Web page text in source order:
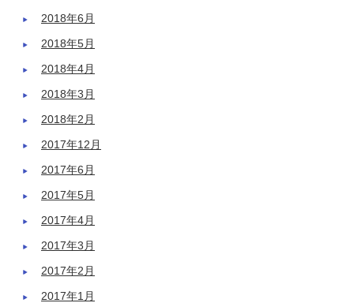
2018年6月
2018年5月
2018年4月
2018年3月
2018年2月
2017年12月
2017年6月
2017年5月
2017年4月
2017年3月
2017年2月
2017年1月